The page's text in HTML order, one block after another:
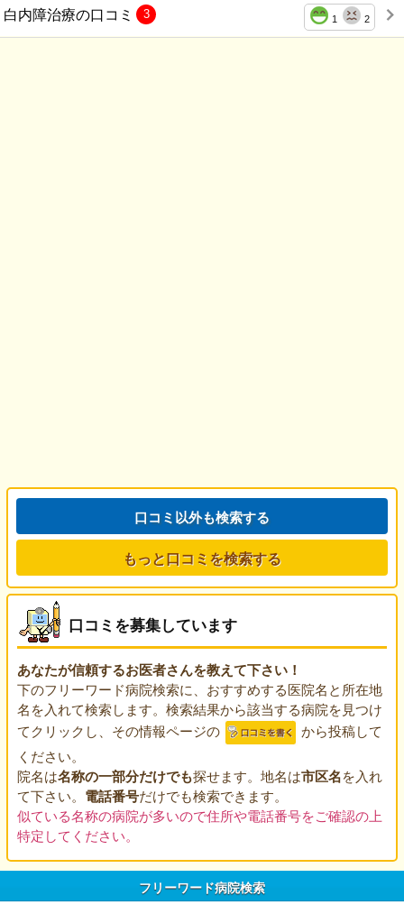
白内障治療の口コミ 1 2
3
口コミ以外も検索する
もっと口コミを検索する
口コミを募集しています
あなたが信頼するお医者さんを教えて下さい！
下のフリーワード病院検索に、おすすめする医院名と所在地
名を入れて検索します。検索結果から該当する病院を見つけ
てクリックし、その情報ページの
から投稿して
ください。
院名は名称の一部分だけでも探せます。地名は市区名を入れ
て下さい。 電話番号だけでも検索できます。
似ている名称の病院が多いので住所や電話番号をご確認の上
特定してください。
フリーワード病院検索